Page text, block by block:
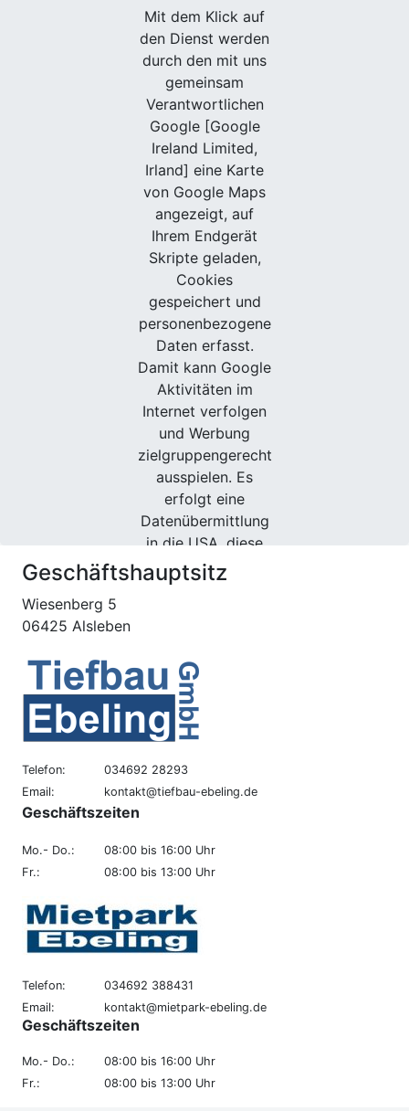
Mit dem Klick auf
den Dienst werden
durch den mit uns
gemeinsam
Verantwortlichen
Google [Google
Ireland Limited,
Irland] eine Karte
von Google Maps
angezeigt, auf
Ihrem Endgerät
Skripte geladen,
Cookies
gespeichert und
personenbezogene
Daten erfasst.
Damit kann Google
Aktivitäten im
Internet verfolgen
und Werbung
zielgruppengerecht
ausspielen. Es
erfolgt eine
Datenübermittlung
in die USA, diese
verfügt über
keinen EU-
Informationen.
Weitere
Informationen
finden Sie hier.
Datenverabeitung
Karte laden
Geschäftshauptsitz
Wiesenberg 5
06425 Alsleben
Telefon:
034692 28293
Email:
kontakt@tiefbau-ebeling.de
Geschäftszeiten
Mo.- Do.:
08:00 bis 16:00 Uhr
Fr.:
08:00 bis 13:00 Uhr
Telefon:
034692 388431
Email:
kontakt@mietpark-ebeling.de
Geschäftszeiten
Mo.- Do.:
08:00 bis 16:00 Uhr
Fr.:
08:00 bis 13:00 Uhr